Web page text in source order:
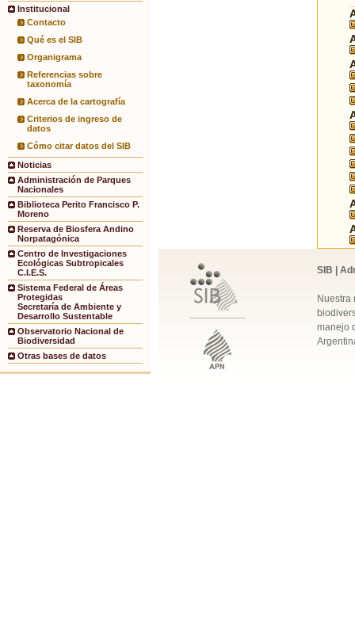
Institucional
Contacto
Qué es el SIB
Organigrama
Referencias sobre
taxonomía
Acerca de la cartografía
Criterios de ingreso de
datos
Cómo citar datos del SIB
Noticias
Administración de Parques
Nacionales
Biblioteca Perito Francisco P.
Moreno
Reserva de Biosfera Andino
Norpatagónica
Centro de Investigaciones
Ecológicas Subtropicales
C.I.E.S.
Sistema Federal de Áreas
Protegidas
Secretaría de Ambiente y
Desarrollo Sustentable
Observatorio Nacional de
Biodiversidad
Otras bases de datos
SIB |
Nuestra
manejo